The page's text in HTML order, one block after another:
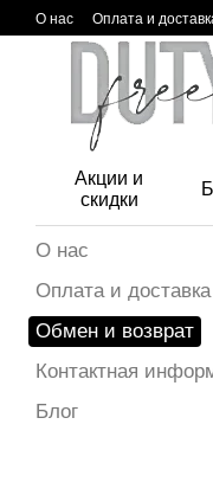
Перейти к основному
О нас Оплата и
Акции и
скидки
О нас
Оплата и доставка
Обмен и возврат
Контактная
Блог